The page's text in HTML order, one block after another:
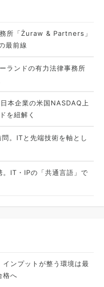
務所「Żuraw & Partners」
最前線
ランドの有力法律事務所
本企業の米国NASDAQ上
を紐解く
。ITと先端技術を軸とし
IT・IPの「共通言語」で
インプットが整う環境は最
格へ